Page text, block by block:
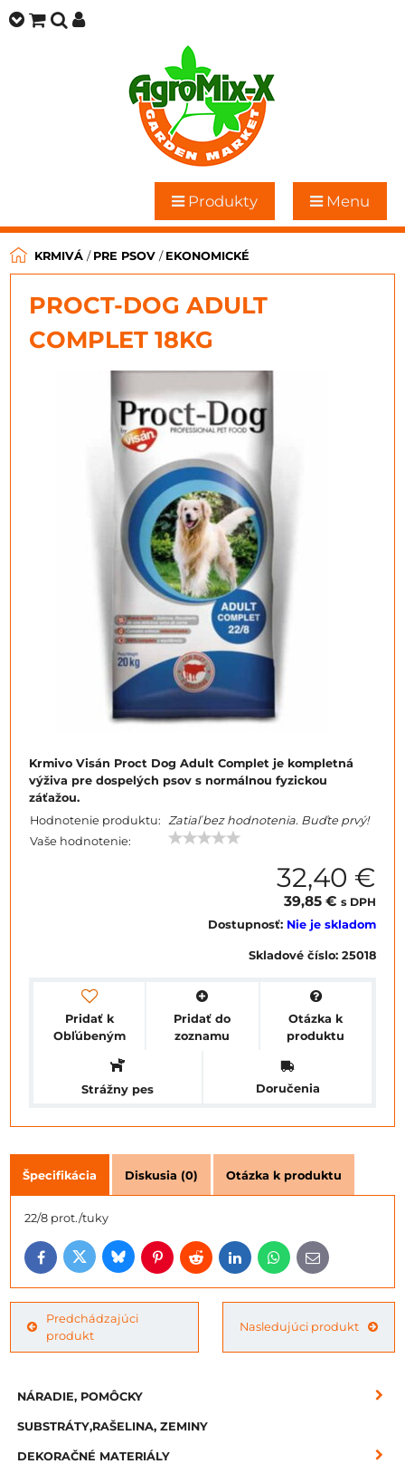
Produkty Menu
KRMIVÁ / PRE PSOV / EKONOMICKÉ
PROCT-DOG ADULT
COMPLET 18KG
Krmivo Visán Proct Dog Adult Complet je kompletná
výživa pre dospelých psov s normálnou fyzickou
záťažou.
Hodnotenie produktu: Zatiaľ bez hodnotenia. Buďte prvý!
Vaše hodnotenie:
32,40 €
39,85 € s DPH
Dostupnosť: Nie je skladom
Skladové číslo: 25018
Pridať k
Obľúbeným
Pridať do
zoznamu
Otázka k
produktu
Strážny pes Doručenia
Špecifikácia Diskusia (0) Otázka k produktu
22/8 prot./tuky
FacebookTwitterBlueskyPinterestRedditLinkedInWhatsApp
E-
mail
Predchádzajúci
produkt
Nasledujúci produkt
NÁRADIE, POMÔCKY
SUBSTRÁTY,RAŠELINA, ZEMINY
DEKORAČNÉ MATERIÁLY